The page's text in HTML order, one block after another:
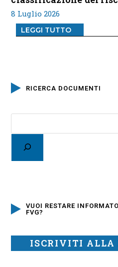
8 Luglio 2026
LEGGI TUTTO
RICERCA DOCUMENTI
VUOI RESTARE
FVG?
ISCRIVITI ALLA